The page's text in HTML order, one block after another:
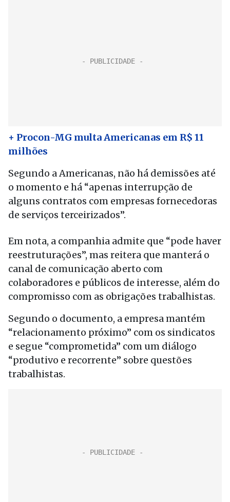
+ Procon-MG multa Americanas em R$ 11
milhões
Segundo a Americanas, não há demissões até
o momento e há “apenas interrupção de
alguns contratos com empresas fornecedoras
de serviços terceirizados”.
Em nota, a companhia admite que “pode haver
reestruturações”, mas reitera que manterá o
canal de comunicação aberto com
colaboradores e públicos de interesse, além do
compromisso com as obrigações trabalhistas.
Segundo o documento, a empresa mantém
“relacionamento próximo” com os sindicatos
e segue “comprometida” com um diálogo
“produtivo e recorrente” sobre questões
trabalhistas.